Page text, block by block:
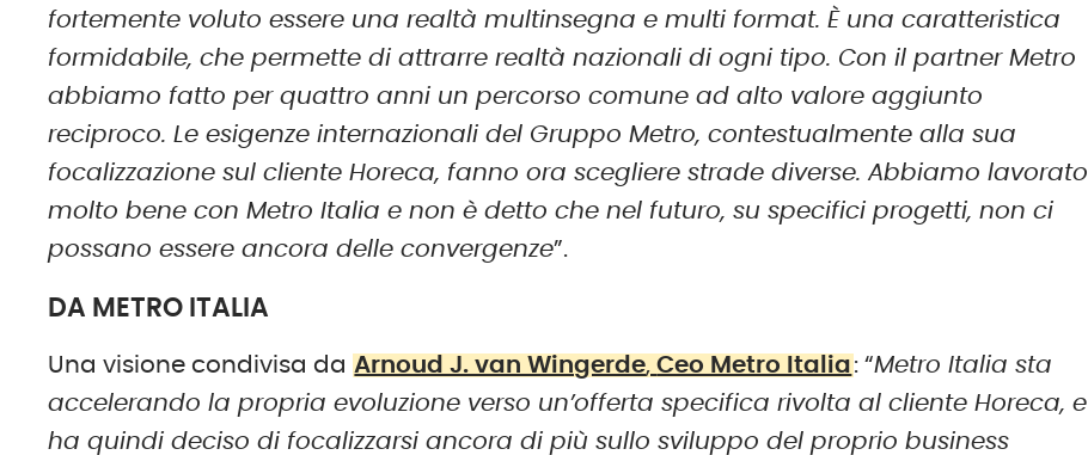
fortemente voluto essere una realtà multinsegna e multi format. È una caratteristica
formidabile, che permette di attrarre realtà nazionali di ogni tipo. Con il partner Metro
abbiamo fatto per quattro anni un percorso comune ad alto valore aggiunto
reciproco. Le esigenze internazionali del Gruppo Metro, contestualmente alla sua
focalizzazione sul cliente Horeca, fanno ora scegliere strade diverse. Abbiamo lavorato
molto bene con Metro Italia e non è detto che nel futuro, su specifici progetti, non ci
possano essere ancora delle convergenze”.
DA METRO ITALIA
Una visione condivisa da Arnoud J. van Wingerde,Ceo Metro Italia : “Metro Italia sta
accelerando la propria evoluzione verso un’offerta specifica rivolta al cliente Horeca, e
ha quindi deciso di focalizzarsi ancora di più sullo sviluppo del proprio business